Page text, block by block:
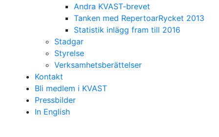
Andra KVAST-brevet
Tanken med RepertoarRycket 2013
Statistik inlägg fram till 2016
Stadgar
Styrelse
Verksamhetsberättelser
Kontakt
Bli medlem i KVAST
Pressbilder
In English